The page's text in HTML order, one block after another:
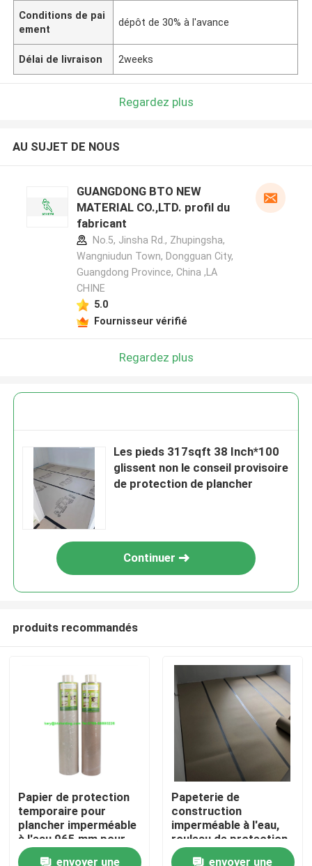
Accueil
A propos de nous
Contacts
Conditions de pai
ement
dépôt de 30% à l'avance
Délai de livraison 2weeks
Regardez plus
AU SUJET DE NOUS
GUANGDONG BTO NEW
MATERIAL CO.,LTD. profil du
fabricant
No.5, Jinsha Rd., Zhupingsha,
Wangniudun Town, Dongguan City,
Guangdong Province, China ,LA
CHINE
5.0
Fournisseur vérifié
Regardez plus
Les pieds 317sqft 38 Inch*100
glissent non le conseil provisoire
de protection de plancher
Continuer
produits recommandés
Papier de protection
temporaire pour
plancher imperméable
à l'eau 965 mm pour
les projets de
envoyer une
Papeterie de
construction
imperméable à l'eau,
rouleau de protection
de la surface du sol
envoyer une